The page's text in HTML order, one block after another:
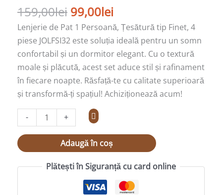
159,00lei 99,00lei
Lenjerie de Pat 1 Persoană, Țesătură tip Finet, 4
piese JOLFSI32 este soluția ideală pentru un somn
confortabil și un dormitor elegant. Cu o textură
moale și plăcută, acest set aduce stil și rafinament
în fiecare noapte. Răsfață-te cu calitate superioară
și transformă-ți spațiul! Achiziționează acum!
- +
Adaugă în coș
Plătești în Siguranță cu card online